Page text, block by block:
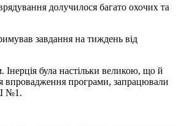
долучилося багато охочих та
завдання на тиждень від
Інерція була настільки великою, що й
впровадження програми, запрацювали
№1.